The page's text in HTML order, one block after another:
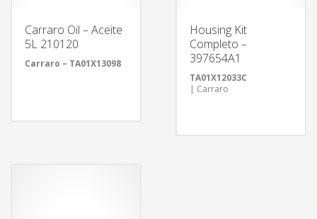
Carraro Oil – Aceite
5L 210120
Carraro – TA01X13098
Housing Kit
Completo –
397654A1
TA01X12033C
| Carraro